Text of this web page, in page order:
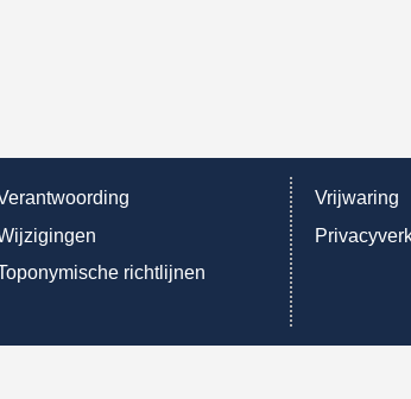
richtlijnen
Vrijwaring